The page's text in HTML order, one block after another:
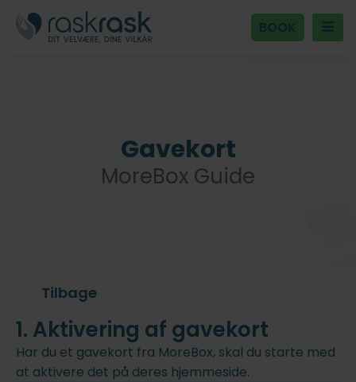
BOOK
Gavekort
MoreBox Guide
Tilbage
1. Aktivering af gavekort
Har du et gavekort fra MoreBox, skal du starte med
at aktivere det på deres hjemmeside.